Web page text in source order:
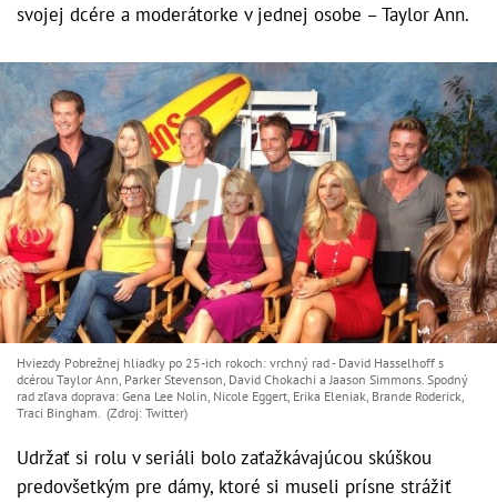
svojej dcére a moderátorke v jednej osobe – Taylor Ann.
Hviezdy Pobrežnej hliadky po 25-ich rokoch: vrchný rad - David Hasselhoff s
dcérou Taylor Ann, Parker Stevenson, David Chokachi a Jaason Simmons. Spodný
rad zľava doprava: Gena Lee Nolin, Nicole Eggert, Erika Eleniak, Brande Roderick,
Traci Bingham. (Zdroj: Twitter)
Udržať si rolu v seriáli bolo zaťažkávajúcou skúškou
predovšetkým pre dámy, ktoré si museli prísne strážiť